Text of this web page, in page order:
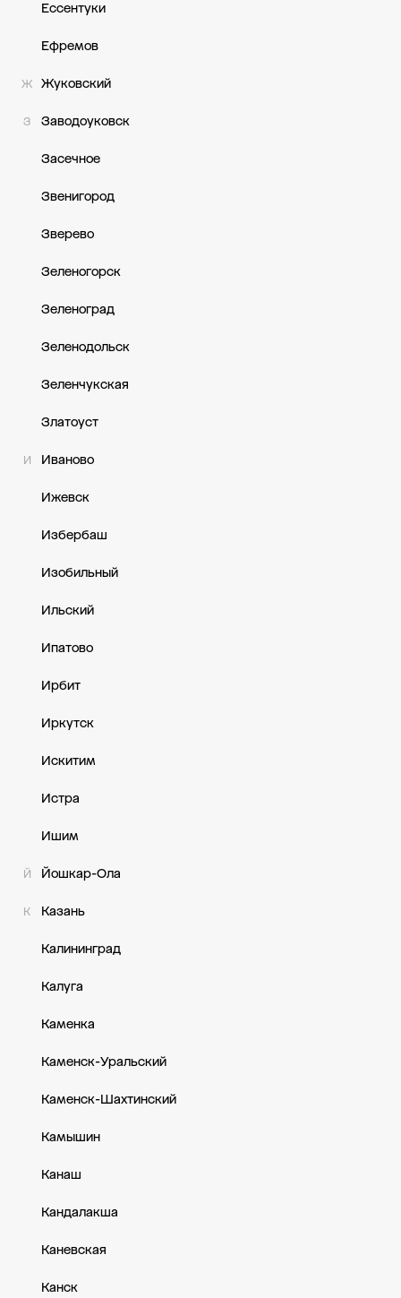
Ессентуки
Ефремов
Ж Жуковский
З Заводоуковск
Засечное
Звенигород
Зверево
Зеленогорск
Зеленоград
Зеленодольск
Зеленчукская
Златоуст
И Иваново
Ижевск
Избербаш
Изобильный
Ильский
Ипатово
Ирбит
Иркутск
Искитим
Истра
Ишим
Й Йошкар-Ола
К Казань
Калининград
Калуга
Каменка
Каменск-Уральский
Каменск-Шахтинский
Камышин
Канаш
Кандалакша
Каневская
Канск